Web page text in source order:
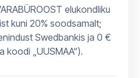
elukondliku
kuni 20% soodsamalt;
Swedbankis ja 0 €
koodi „UUSMAA“).